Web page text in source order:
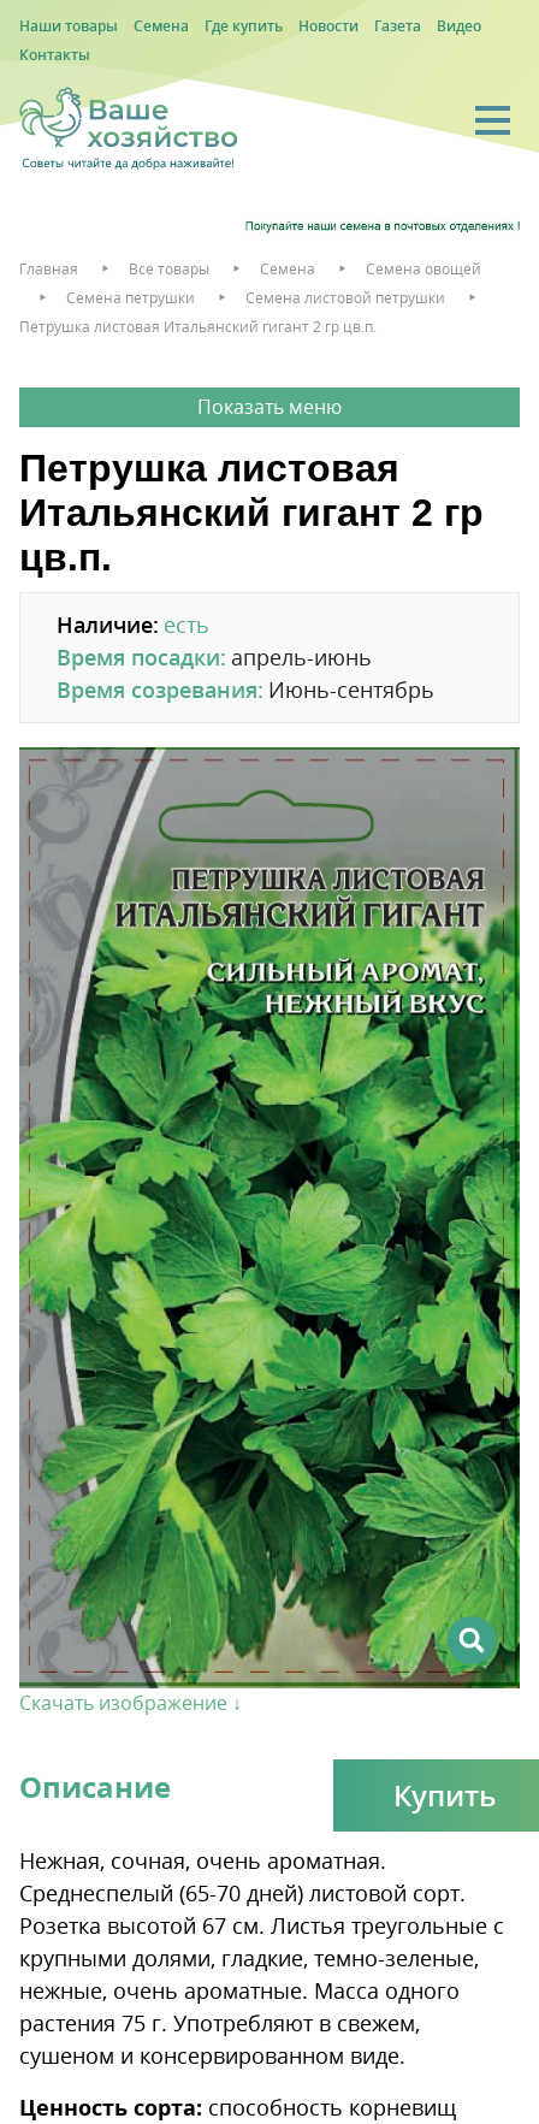
Наши товары Семена Где купить Новости Газета
Видео
Контакты
Главная Все товары Семена
Семена овощей
Семена петрушки
Семена листовой петрушки
Петрушка листовая Итальянский гигант 2 гр цв.п.
Петрушка листовая
Итальянский гигант 2 гр
цв.п.
Наличие: есть
Время посадки: апрель-июнь
Время созревания: Июнь-сентябрь
Скачать изображение ↓
Купить
Описание
Нежная, сочная, очень ароматная.
Среднеспелый (65-70 дней) листовой сорт.
Розетка высотой 67 см. Листья треугольные с
крупными долями, гладкие, темно-зеленые,
нежные, очень ароматные. Масса одного
растения 75 г. Употребляют в свежем,
сушеном и консервированном виде.
Ценность сорта: способность корневищ